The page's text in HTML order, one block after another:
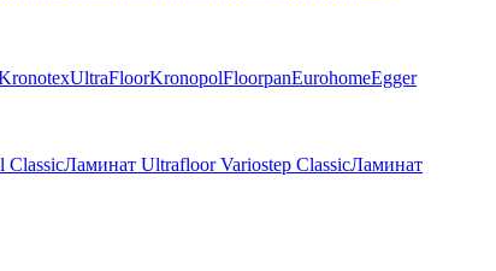
UltraFloorKronopolFloorpanEurohomeEgger
ClassicЛаминат Ultrafloor Variostep ClassicЛаминат